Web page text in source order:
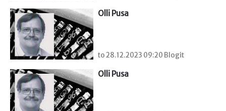
Olli Pusa
to 28.12.2023 09:20 Blogit
Olli Pusa